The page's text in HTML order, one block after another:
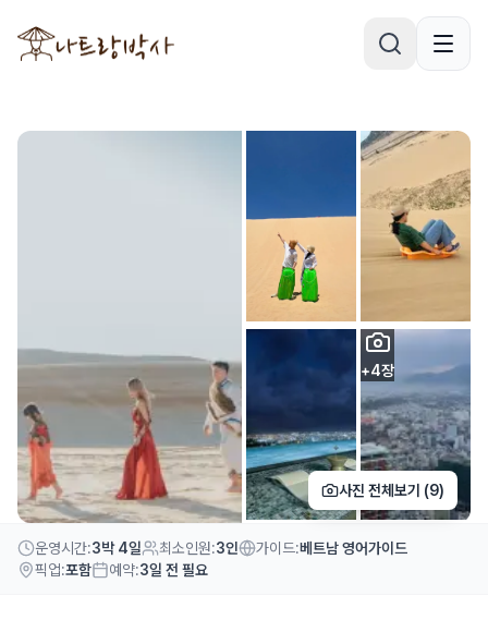
+4장
사진 전체보기 (9)
운영시간:3박 4일 최소인원:3인 가이드:베트남 영어가이드
픽업:포함 예약:3일 전 필요